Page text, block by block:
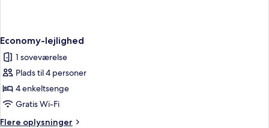
Economy-lejlighed
1 soveværelse
Plads til 4 personer
4 enkeltsenge
Gratis Wi-Fi
Flere oplysninger
Flere